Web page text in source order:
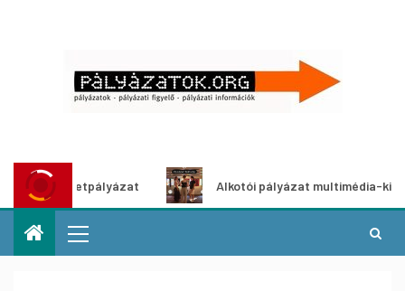
Alkotói pályázat multimédia-kiállításhoz